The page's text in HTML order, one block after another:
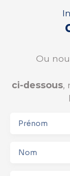
Ou
ci-dessous,
Prénom
Nom